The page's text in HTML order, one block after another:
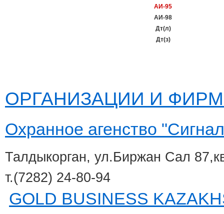
АИ-95
АИ-98
Дт(л)
Дт(з)
ОРГАНИЗАЦИИ И
Охранное агенство
Талдыкорган, ул.Биржан Сал
т.(7282) 24-80-94
GOLD BUSINESS